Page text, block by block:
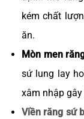
kém chất
ăn.
Mòn men
sứ lung lay
xâm nhập
Viền răng sứ